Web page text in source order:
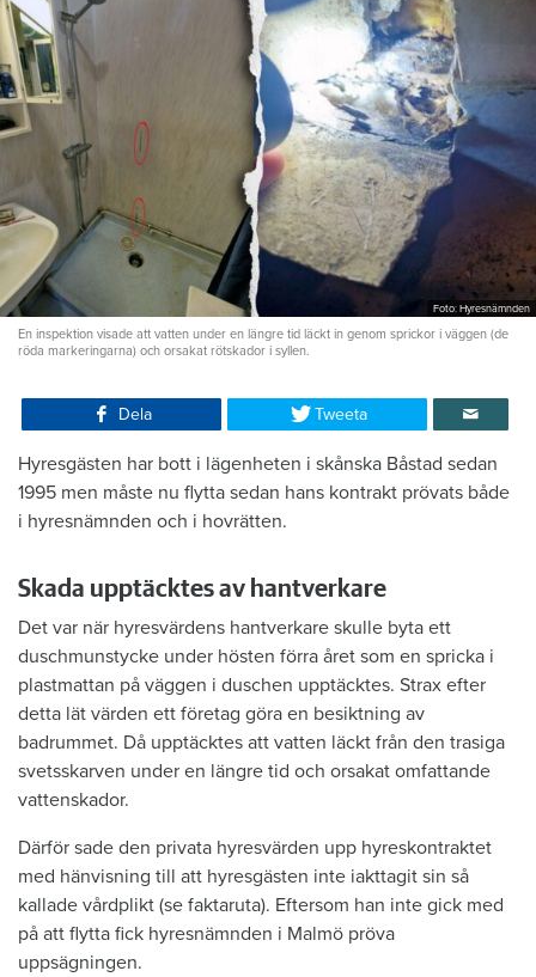
Foto: Hyresnämnden
En inspektion visade att vatten under en längre tid läckt in genom sprickor i väggen (de
röda markeringarna) och orsakat rötskador i syllen.
Dela Tweeta
Hyresgästen har bott i lägenheten i skånska Båstad sedan
1995 men måste nu flytta sedan hans kontrakt prövats både
i hyresnämnden och i hovrätten.
Skada upptäcktes av hantverkare
Det var när hyresvärdens hantverkare skulle byta ett
duschmunstycke under hösten förra året som en spricka i
plastmattan på väggen i duschen upptäcktes. Strax efter
detta lät värden ett företag göra en besiktning av
badrummet. Då upptäcktes att vatten läckt från den trasiga
svetsskarven under en längre tid och orsakat omfattande
vattenskador.
Därför sade den privata hyresvärden upp hyreskontraktet
med hänvisning till att hyresgästen inte iakttagit sin så
kallade vårdplikt (se faktaruta). Eftersom han inte gick med
på att flytta fick hyresnämnden i Malmö pröva
uppsägningen.